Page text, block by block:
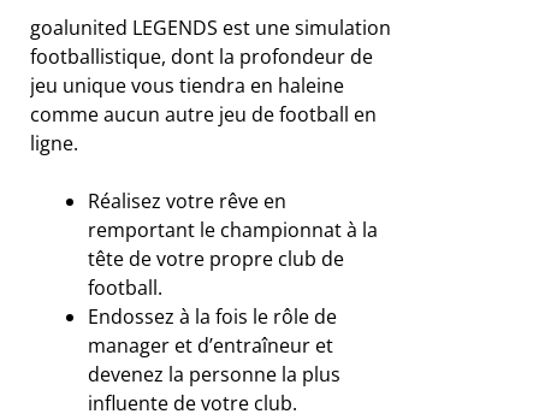
goalunited LEGENDS est une simulation
footballistique, dont la profondeur de
jeu unique vous tiendra en haleine
comme aucun autre jeu de football en
ligne.
Réalisez votre rêve en
remportant le championnat à la
tête de votre propre club de
football.
Endossez à la fois le rôle de
manager et d’entraîneur et
devenez la personne la plus
influente de votre club.